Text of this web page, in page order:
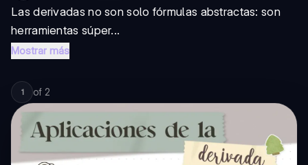
Las derivadas no son solo fórmulas abstractas: son
herramientas súper...
Mostrar más
1 of 2